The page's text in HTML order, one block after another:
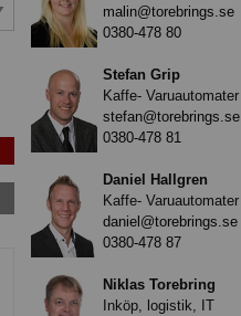
malin@torebrings.se
0380-478 80
Stefan Grip
Kaffe- Varuautomater
stefan@torebrings.se
0380-478 81
Daniel Hallgren
Kaffe- Varuautomater
daniel@torebrings.se
0380-478 87
Niklas Torebring
Inköp, logistik, IT